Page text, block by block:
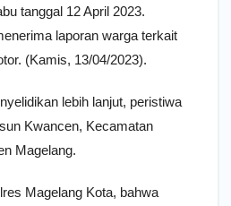
tanggal 12 April 2023.
laporan warga terkait
(Kamis, 13/04/2023).
lebih lanjut, peristiwa
Kwancen, Kecamatan
Magelang.
Magelang Kota, bahwa